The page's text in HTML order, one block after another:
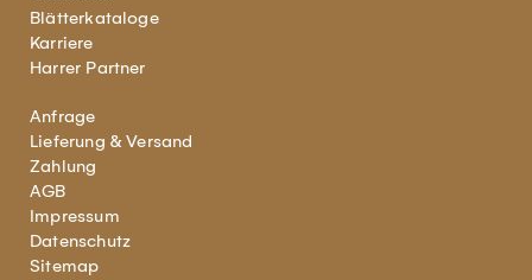
Blätterkataloge
Karriere
Harrer Partner
Anfrage
Lieferung & Versand
Zahlung
AGB
Impressum
Datenschutz
Sitemap